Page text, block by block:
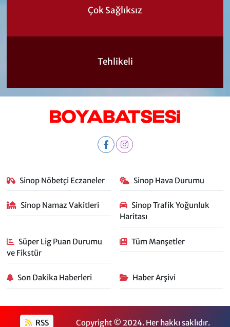
Çok Sağlıksız
Tehlikeli
Sinop Nöbetçi Eczaneler Sinop Hava Durumu
Sinop Namaz Vakitleri
Sinop Trafik Yoğunluk
Haritası
Süper Lig Puan Durumu
ve Fikstür
Tüm Manşetler
Son Dakika Haberleri Haber Arşivi
RSS Copyright © 2024. Her hakkı saklıdır.